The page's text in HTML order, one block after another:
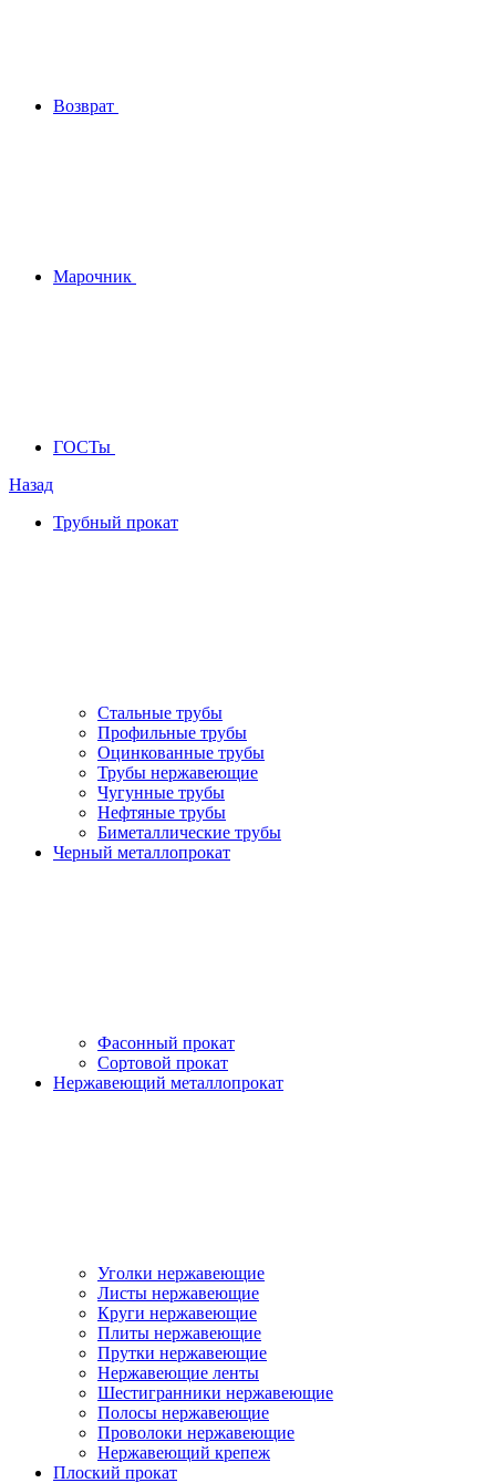
Возврат
Марочник
ГОСТы
Назад
Трубный прокат
Стальные трубы
Профильные трубы
Оцинкованные трубы
Трубы нержавеющие
Чугунные трубы
Нефтяные трубы
Биметаллические трубы
Черный металлопрокат
Фасонный прокат
Сортовой прокат
Нержавеющий металлопрокат
Уголки нержавеющие
Листы нержавеющие
Круги нержавеющие
Плиты нержавеющие
Прутки нержавеющие
Нержавеющие ленты
Шестигранники нержавеющие
Полосы нержавеющие
Проволоки нержавеющие
Нержавеющий крепеж
Плоский прокат